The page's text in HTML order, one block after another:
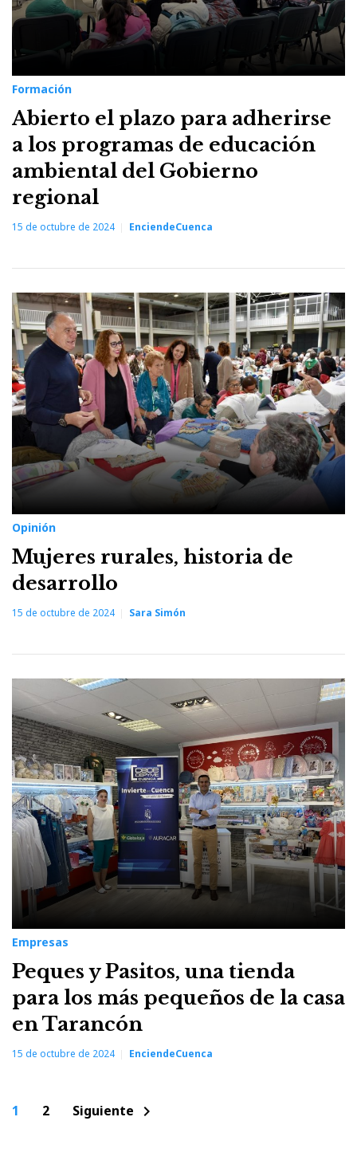
Formación
Abierto el plazo para adherirse
a los programas de educación
ambiental del Gobierno
regional
15 de octubre de 2024 EnciendeCuenca
Opinión
Mujeres rurales, historia de
desarrollo
15 de octubre de 2024 Sara Simón
Empresas
Peques y Pasitos, una tienda
para los más pequeños de la casa
en Tarancón
15 de octubre de 2024 EnciendeCuenca
Paginación
1 2 Siguiente chevron_right